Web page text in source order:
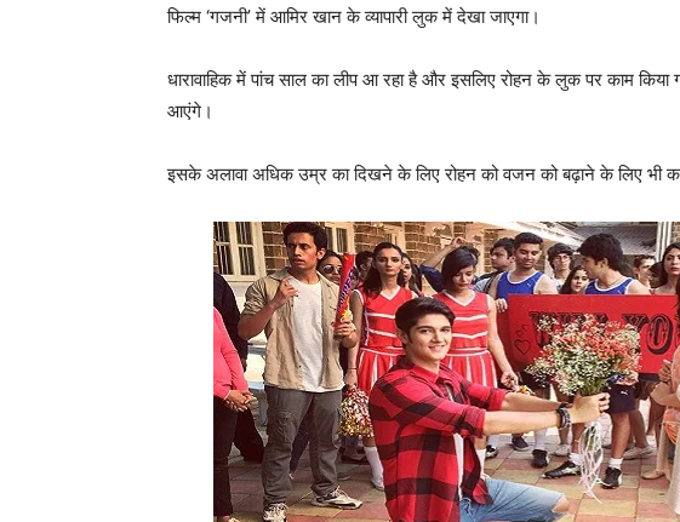
फिल्म ‘गजनी’ में आमिर खान के व्यापारी लुक में देखा जाएगा।
धारावाहिक में पांच साल का लीप आ रहा है और इसलिए रोहन के लुक पर काम
आएंगे।
इसके अलावा अधिक उम्र का दिखने के लिए रोहन को वजन को बढ़ाने के लिए भी